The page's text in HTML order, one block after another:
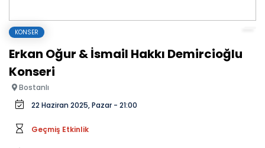
KONSER
Erkan Oğur & İsmail Hakkı Demircioğlu
Konseri
Bostanlı
22 Haziran 2025, Pazar - 21:00
Geçmiş Etkinlik